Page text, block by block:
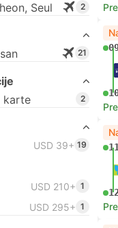
Seul 2
21
karte
2
USD 39+ 19
USD 210+ 1
USD 295+ 1